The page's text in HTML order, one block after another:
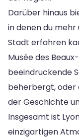
Darüber hinaus
in denen du
Stadt erfahren
Musée des
beeindruckende
beherbergt, oder
der Geschichte
Insgesamt ist
einzigartigen